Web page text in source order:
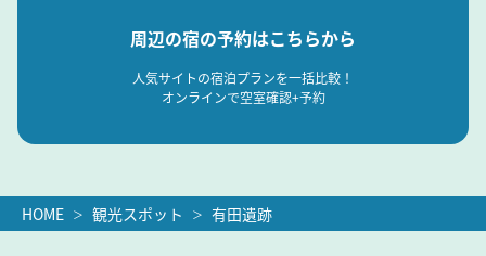
周辺の宿の予約はこちらから
人気サイトの宿泊プランを一括比較！
オンラインで空室確認+予約
HOME 観光スポット 有田遺跡